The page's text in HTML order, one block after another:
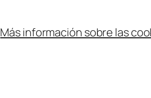
Más información sobre las